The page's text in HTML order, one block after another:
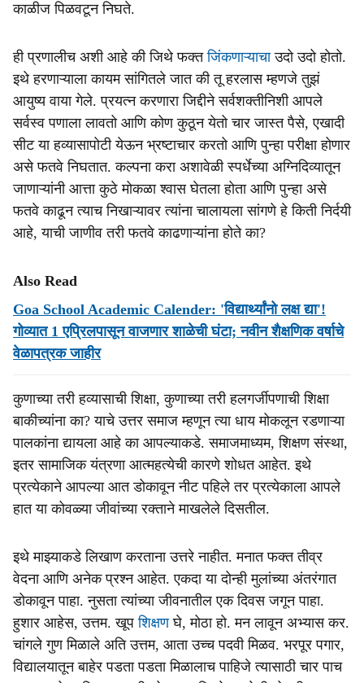
काळीज पिळवटून निघते.
ही प्रणालीच अशी आहे की जिथे फक्तजिंकणाऱ्याचाउदो उदो होतो.
इथे हरणाऱ्याला कायम सांगितले जात की तू हरलास म्हणजे तुझं
आयुष्य वाया गेले. प्रयत्न करणारा जिद्दीने सर्वशक्तीनिशी आपले
सर्वस्व पणाला लावतो आणि कोण कुठून येतो चार जास्त पैसे, एखादी
सीट या हव्यासापोटी येऊन भ्रष्टाचार करतो आणि पुन्हा परीक्षा होणार
असे फतवे निघतात. कल्पना करा अशावेळी स्पर्धेच्या अग्निदिव्यातून
जाणाऱ्यांनी आत्ता कुठे मोकळा श्वास घेतला होता आणि पुन्हा असे
फतवे काढून त्याच निखाऱ्यावर त्यांना चालायला सांगणे हे किती निर्दयी
आहे, याची जाणीव तरी फतवे काढणाऱ्यांना होते का?
Also Read
Goa School Academic Calender: 'विद्यार्थ्यांनो लक्ष द्या'!
गोव्यात 1 एप्रिलपासून वाजणार शाळेची घंटा; नवीन शैक्षणिक वर्षाचे
वेळापत्रक जाहीर
कुणाच्या तरी हव्यासाची शिक्षा, कुणाच्या तरी हलगर्जीपणाची शिक्षा
बाकीच्यांना का? याचे उत्तर समाज म्हणून त्या धाय मोकलून रडणाऱ्या
पालकांना द्यायला आहे का आपल्याकडे. समाजमाध्यम, शिक्षण संस्था,
इतर सामाजिक यंत्रणा आत्महत्येची कारणे शोधत आहेत. इथे
प्रत्येकाने आपल्या आत डोकावून नीट पहिले तर प्रत्येकाला आपले
हात या कोवळ्या जीवांच्या रक्ताने माखलेले दिसतील.
इथे माझ्याकडे लिखाण करताना उत्तरे नाहीत. मनात फक्त तीव्र
वेदना आणि अनेक प्रश्न आहेत. एकदा या दोन्ही मुलांच्या अंतरंगात
डोकावून पाहा. नुसता त्यांच्या जीवनातील एक दिवस जगून पाहा.
हुशार आहेस, उत्तम. खूपशिक्षणघे, मोठा हो. मन लावून अभ्यास कर.
चांगले गुण मिळाले अति उत्तम, आता उच्च पदवी मिळव. भरपूर पगार,
विद्यालयातून बाहेर पडता पडता मिळालाच पाहिजे त्यासाठी चार पाच